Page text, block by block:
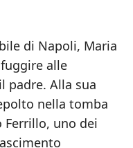
di Napoli, Maria
alle
padre. Alla sua
nella tomba
Ferrillo, uno dei